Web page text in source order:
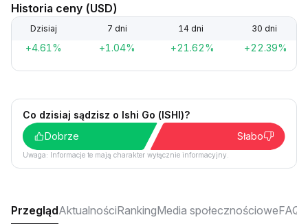
Historia ceny (USD)
Dzisiaj 7 dni 14 dni 30 dni
+4.61% +1.04% +21.62% +22.39%
Co dzisiaj sądzisz o Ishi Go (ISHI)?
Dobrze
Słabo
Uwaga: Informacje te mają charakter wyłącznie informacyjny.
PrzeglądAktualnościRankingMedia społecznościoweFAQ